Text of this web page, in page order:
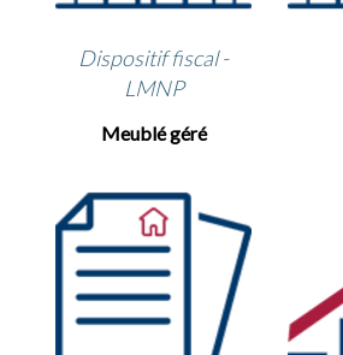
Dispositif fiscal -
LMNP
Meublé géré